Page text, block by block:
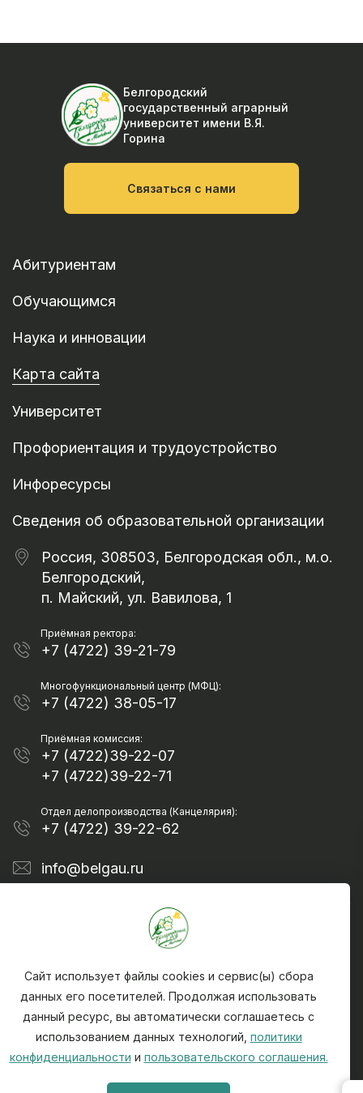
Белгородский
государственный аграрный
университет имени В.Я.
Горина
Связаться с нами
Абитуриентам
Обучающимся
Наука и инновации
Карта сайта
Университет
Профориентация и трудоустройство
Инфоресурсы
Сведения об образовательной организации
Россия, 308503, Белгородская обл., м.о.
Белгородский,
п. Майский, ул. Вавилова, 1
Приёмная ректора:
+7 (4722) 39-21-79
Многофункциональный центр (МФЦ):
+7 (4722) 38-05-17
Приёмная комиссия:
+7 (4722)39-22-07
+7 (4722)39-22-71
Отдел делопроизводства (Канцелярия):
+7 (4722) 39-22-62
info@belgau.ru
Политика конфиденциальности
Чтобы сообщить о найденной на сайте ошибке -
выделите текст ошибки и нажмите CTRL + ENTER
Сайт использует файлы cookies и сервис(ы) сбора
данных его посетителей. Продолжая использовать
данный ресурс, вы автоматически соглашаетесь с
использованием данных технологий, политики
конфиденциальности и пользовательского соглашения.